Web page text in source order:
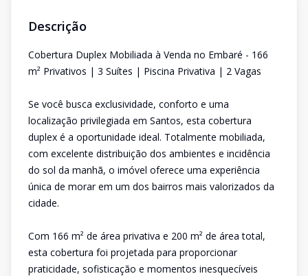
Descrição
Cobertura Duplex Mobiliada à Venda no Embaré - 166
m² Privativos | 3 Suítes | Piscina Privativa | 2 Vagas
Se você busca exclusividade, conforto e uma
localização privilegiada em Santos, esta cobertura
duplex é a oportunidade ideal. Totalmente mobiliada,
com excelente distribuição dos ambientes e incidência
do sol da manhã, o imóvel oferece uma experiência
única de morar em um dos bairros mais valorizados da
cidade.
Com 166 m² de área privativa e 200 m² de área total,
esta cobertura foi projetada para proporcionar
praticidade, sofisticação e momentos inesquecíveis